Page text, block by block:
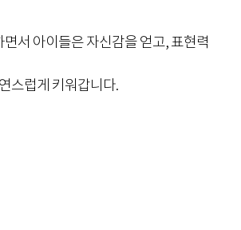
서 아이들은 자신감을 얻고, 표현력
스럽게 키워갑니다.